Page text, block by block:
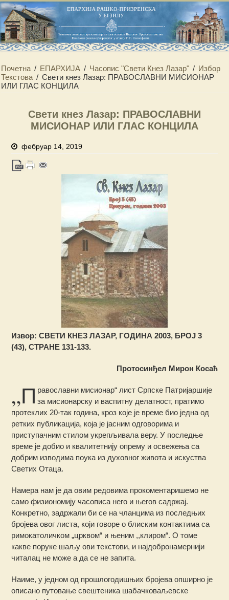
Почетна / ЕПАРХИЈА / Часопис "Свети Кнез Лазар" / Избор
Текстова / Свети кнез Лазар: ПРАВОСЛАВНИ МИСИОНАР
ИЛИ ГЛАС КОНЦИЛА
Свети кнез Лазар: ПРАВОСЛАВНИ
МИСИОНАР ИЛИ ГЛАС КОНЦИЛА
фебруар 14, 2019
Извор: СВЕТИ КНЕЗ ЛАЗАР, ГОДИНА 2003, БРОЈ 3
(43), СТРАНЕ 131-133.
Протосинђел Мирон Косаћ
„П равославни мисионар“ лист Српске Патријаршије
за мисионарску и васпитну делатност, пратимо
протеклих 20-так година, кроз које је време био једна од
ретких публикација, која је јасним одговорима и
приступачним стилом укрепљивала веру. У последње
време је добио и квалитетнију опрему и освежења са
добрим изводима поука из духовног живота и искуства
Светих Отаца.
Намера нам је да овим редовима прокоментаришемо не
само физиономију часописа него и његов садржај.
Конкретно, задржали би се на чланцима из последњих
бројева овог листа, који говоре о блиским контактима са
римокатоличком „црквом“ и њеним ,,клиром“. О томе
какве поруке шаљу ови текстови, и најдобронамернији
читалац не може а да се не запита.
Наиме, у једном од прошлогодишњих бројева опширно је
описано путовање свештеника шабачковаљевске